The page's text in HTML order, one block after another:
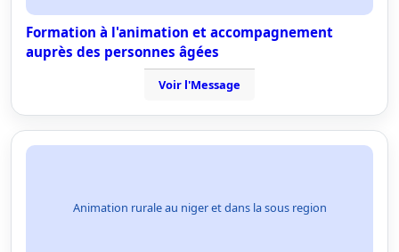
Formation à l'animation et accompagnement
auprès des personnes âgées
Voir l'Message
Animation rurale au niger et dans la sous region